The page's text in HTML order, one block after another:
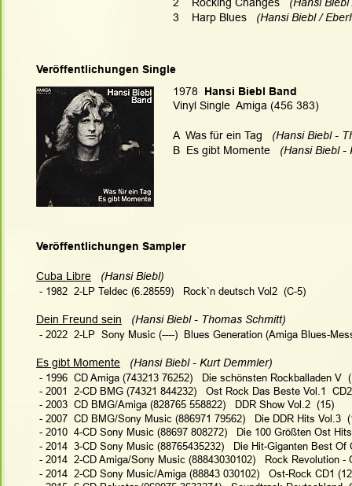
Veröffentlichungen Single
Veröffentlichungen Sampler
Cuba Libre
(Hansi Biebl)
- 1982  2-LP Teldec (6.28559)   Rock`n deutsch Vol2  (C-5)
Dein Freund sein
(Hansi Biebl - Thomas Schmitt)
- 2022  2-LP  Sony Music (----)  Blues Generation (Amiga Blues-
Es gibt Momente
(Hansi Biebl - Kurt Demmler)
- 1996  CD Amiga (743213 76252)   Die schönsten Rockballaden V
- 2001  2-CD BMG (74321 844232)   Ost Rock Das Beste Vol.1
- 2003  CD BMG/Amiga (828765 558822)   DDR Show Vol.2  (15)
- 2007  CD BMG/Sony Music (886971 79562)   Die DDR Hits Vol.3
- 2010  4-CD Sony Music (88697 808272)   Die 100 Größten Ost
- 2014  3-CD Sony Music (88765435232)   Die Hit-Giganten Best Of
- 2014  2-CD Amiga/Sony Music (88843030102)   Rock Revolution -
- 2014  2-CD Sony Music/Amiga (88843 030102)   Ost-Rock CD1
3    Harp Blues
(Hansi Biebl /
1978
  Hansi Biebl Band
Vinyl Single  Amiga (456 383)
A  Was für ein Tag (Hansi Biebl -
B  Es gibt Momente (Hansi Biebl -